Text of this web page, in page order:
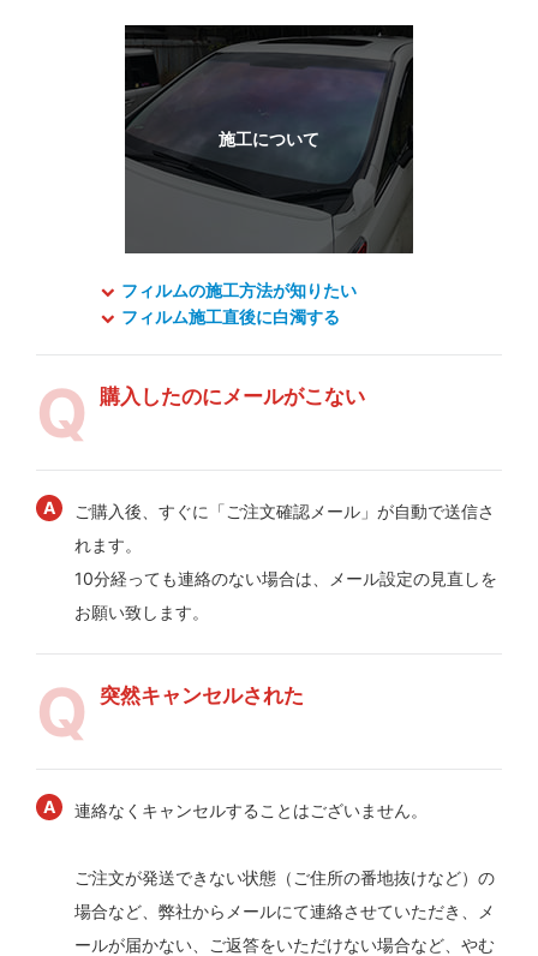
フィルムの施工方法が知りたい
フィルム施工直後に白濁する
購入したのにメールがこない
ご購入後、すぐに「ご注文確認メール」が自動で送信さ
れます。
10分経っても連絡のない場合は、メール設定の見直しを
お願い致します。
突然キャンセルされた
連絡なくキャンセルすることはございません。
ご注文が発送できない状態（ご住所の番地抜けなど）の
場合など、弊社からメールにて連絡させていただき、メ
ールが届かない、ご返答をいただけない場合など、やむ